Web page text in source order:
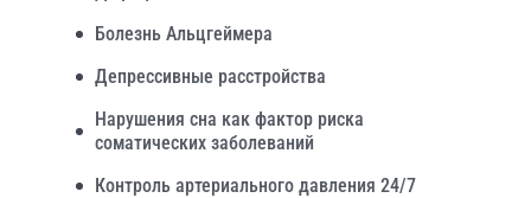
Болезнь Альцгеймера
Депрессивные расстройства
Нарушения сна как фактор риска
соматических заболеваний
Контроль артериального давления 24/7